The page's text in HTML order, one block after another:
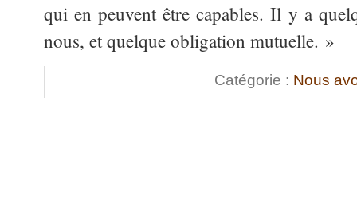
qui en peuvent être capables. Il y a
nous, et quelque obligation mutuelle. »
Catégorie : Nous